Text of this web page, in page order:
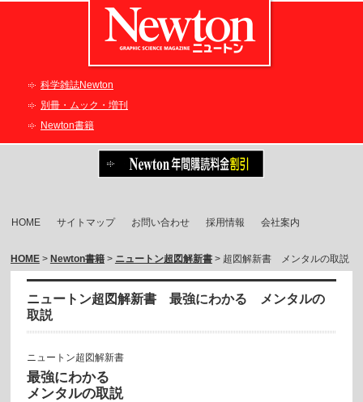
科学雑誌Newton
別冊・ムック・増刊
Newton書籍
HOME サイトマップ お問い合わせ 採用情報 会社案内
HOME> Newton書籍> ニュートン超図解新書> 超図解新書 メンタルの取説
ニュートン超図解新書 最強にわかる メンタルの
取説
ニュートン超図解新書
最強にわかる
メンタルの取説